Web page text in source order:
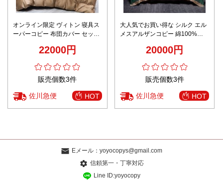
オンライン限定 ヴィトン 寝具ス
ーパーコピー 布団カバー セット
ーツ 枕カバー ブラウン
22000円
販売個数3件
佐川急便 HOT
大人気でお買い得な シルク エル
メスアルザンコピー 綿100%サ
柔らかい グリーン
20000円
販売個数3件
佐川急便 HOT
Eメール： yoyocopys@gmail.com
信頼第一・丁寧対応
Line ID:yoyocopy